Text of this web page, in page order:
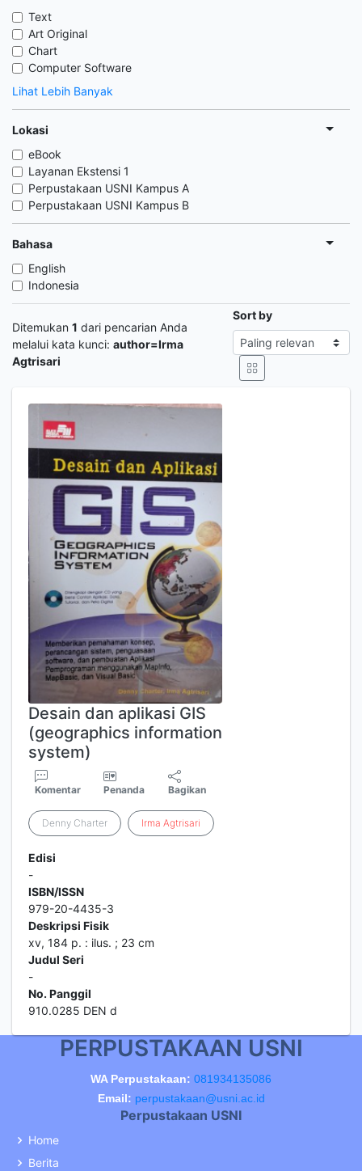
Text
Art Original
Chart
Computer Software
Lihat Lebih Banyak
Lokasi
eBook
Layanan Ekstensi 1
Perpustakaan USNI Kampus A
Perpustakaan USNI Kampus B
Bahasa
English
Indonesia
Ditemukan 1 dari pencarian Anda
melalui kata kunci: author=Irma
Agtrisari
Sort by
Desain dan aplikasi GIS
(geographics information
system)
Komentar Penanda Bagikan
Denny Charter Irma Agtrisari
Edisi
-
ISBN/ISSN
979-20-4435-3
Deskripsi Fisik
xv, 184 p. : ilus. ; 23 cm
Judul Seri
-
No. Panggil
910.0285 DEN d
PERPUSTAKAAN USNI
WA Perpustakaan: 081934135086
Email: perpustakaan@usni.ac.id
Perpustakaan USNI
Home
Berita